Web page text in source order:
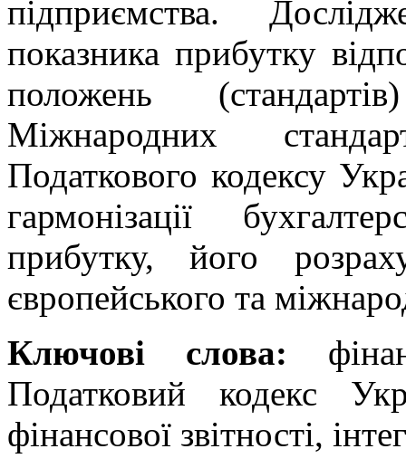
підприємства.
показника прибутку
положень
Міжнародних
Податкового кодексу
гармонізації
прибутку, його
європейського та
Ключові слова:
Податковий кодекс
фінансової звітності,